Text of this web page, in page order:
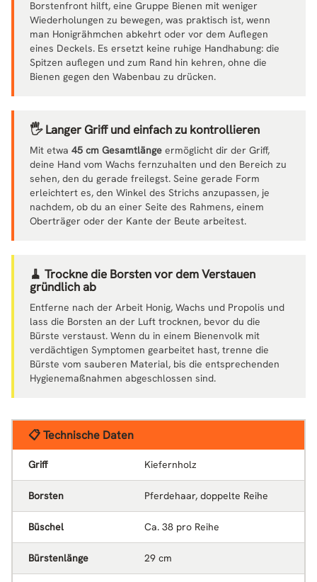
Borstenfront hilft, eine Gruppe Bienen mit weniger
Wiederholungen zu bewegen, was praktisch ist, wenn
man Honigrähmchen abkehrt oder vor dem Auflegen
eines Deckels. Es ersetzt keine ruhige Handhabung: die
Spitzen auflegen und zum Rand hin kehren, ohne die
Bienen gegen den Wabenbau zu drücken.
🖐️ Langer Griff und einfach zu kontrollieren
Mit etwa 45 cm Gesamtlänge ermöglicht dir der Griff,
deine Hand vom Wachs fernzuhalten und den Bereich zu
sehen, den du gerade freilegst. Seine gerade Form
erleichtert es, den Winkel des Strichs anzupassen, je
nachdem, ob du an einer Seite des Rahmens, einem
Oberträger oder der Kante der Beute arbeitest.
🧹 Trockne die Borsten vor dem Verstauen
gründlich ab
Entferne nach der Arbeit Honig, Wachs und Propolis und
lass die Borsten an der Luft trocknen, bevor du die
Bürste verstaust. Wenn du in einem Bienenvolk mit
verdächtigen Symptomen gearbeitet hast, trenne die
Bürste vom sauberen Material, bis die entsprechenden
Hygienemaßnahmen abgeschlossen sind.
📋 Technische Daten
Griff Kiefernholz
Borsten Pferdehaar, doppelte Reihe
Büschel Ca. 38 pro Reihe
Bürstenlänge 29 cm